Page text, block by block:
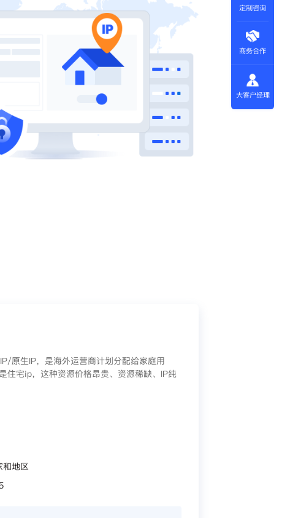
原生IP，是海外运营商计划分配给家庭用
住宅ip，这种资源价格昂贵、资源稀缺、IP纯
和地区
定制咨询
商务合作
大客户经理